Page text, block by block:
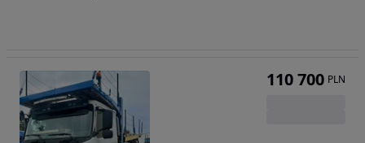
110 700 PLN